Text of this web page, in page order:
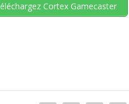
Cortex Gamecaster